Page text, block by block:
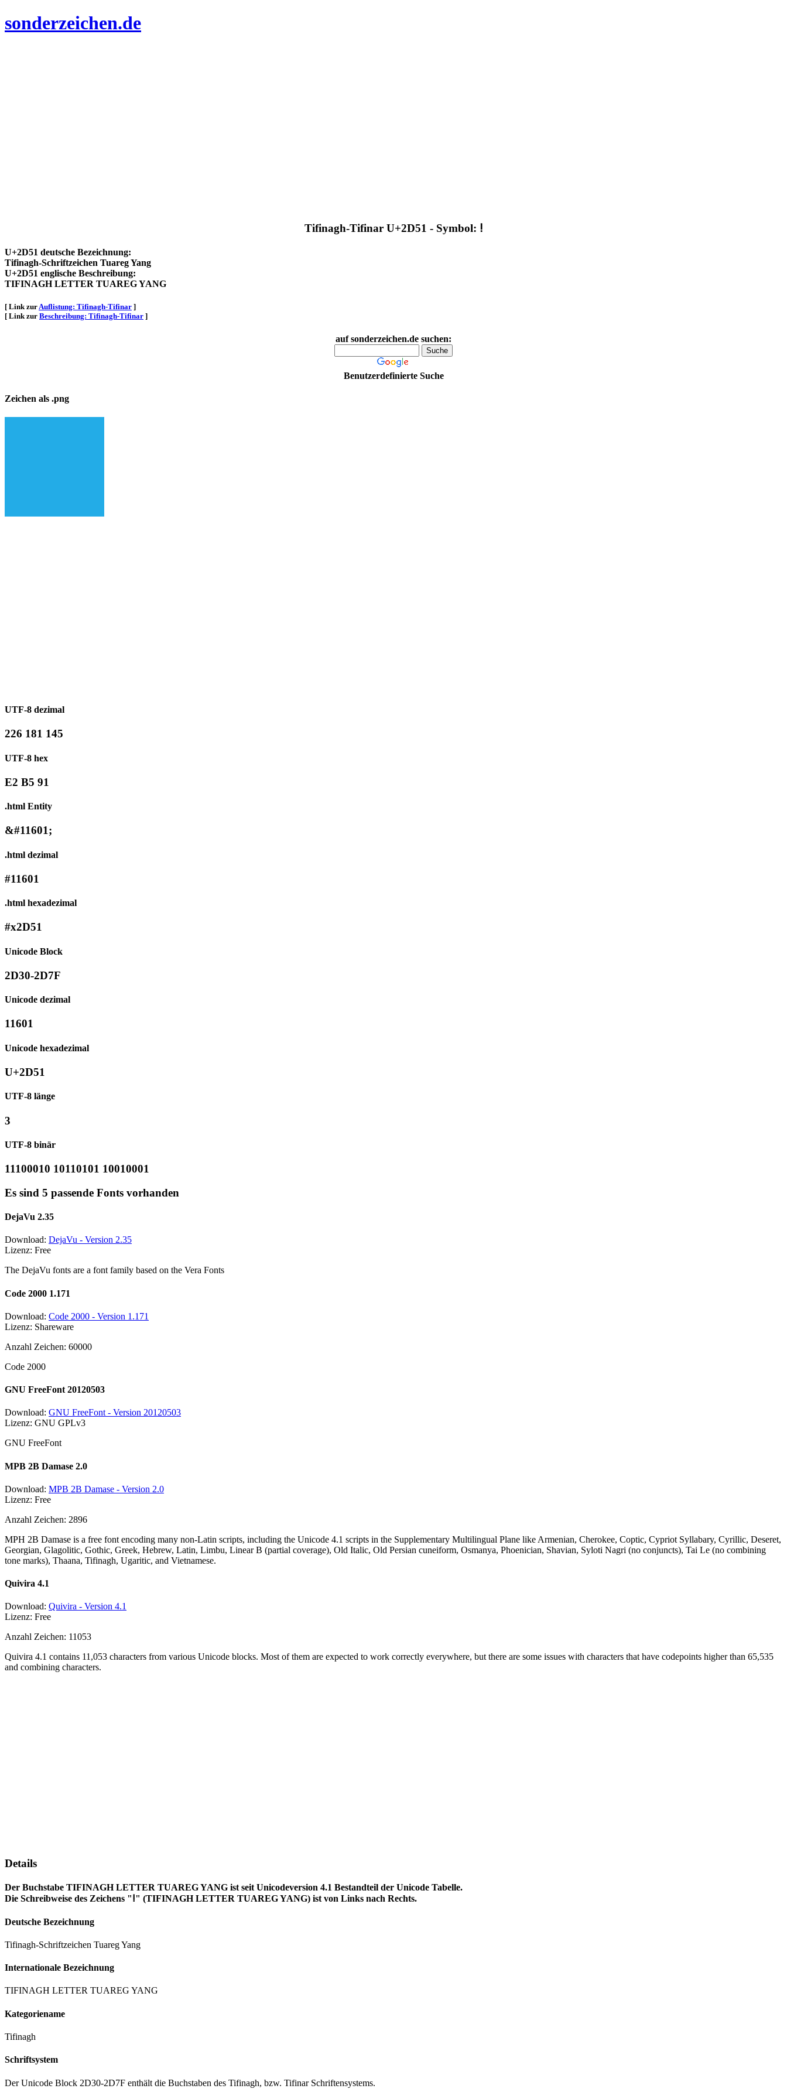
sonderzeichen.de
Tifinagh-Tifinar U+2D51 - Symbol: ⵑ
U+2D51 deutsche Bezeichnung:
Tifinagh-Schriftzeichen Tuareg Yang
U+2D51 englische Beschreibung:
TIFINAGH LETTER TUAREG YANG
[ Link zurAuflistung: Tifinagh-Tifinar ]
[ Link zur Beschreibung: Tifinagh-Tifinar ]
auf sonderzeichen.de suchen:
Benutzerdefinierte Suche
Zeichen als .png
UTF-8 dezimal
226 181 145
UTF-8 hex
E2 B5 91
.html Entity
&#11601;
.html dezimal
#11601
.html hexadezimal
#x2D51
Unicode Block
2D30-2D7F
Unicode dezimal
11601
Unicode hexadezimal
U+2D51
UTF-8 länge
3
UTF-8 binär
11100010 10110101 10010001
Es sind 5 passende Fonts vorhanden
DejaVu 2.35
Download: DejaVu - Version 2.35
Lizenz: Free
The DejaVu fonts are a font family based on the Vera Fonts
Code 2000 1.171
Download: Code 2000 - Version 1.171
Lizenz: Shareware
Anzahl Zeichen: 60000
Code 2000
GNU FreeFont 20120503
Download: GNU FreeFont - Version 20120503
Lizenz: GNU GPLv3
GNU FreeFont
MPB 2B Damase 2.0
Download: MPB 2B Damase - Version 2.0
Lizenz: Free
Anzahl Zeichen: 2896
MPH 2B Damase is a free font encoding many non-Latin scripts, including the Unicode 4.1 scripts in the Supplementary Multilingual Plane like Armenian, Cherokee, Coptic, Cypriot Syllabary, Cyrillic, Deseret,
Georgian, Glagolitic, Gothic, Greek, Hebrew, Latin, Limbu, Linear B (partial coverage), Old Italic, Old Persian cuneiform, Osmanya, Phoenician, Shavian, Syloti Nagri (no conjuncts), Tai Le (no combining
tone marks), Thaana, Tifinagh, Ugaritic, and Vietnamese.
Quivira 4.1
Download: Quivira - Version 4.1
Lizenz: Free
Anzahl Zeichen: 11053
Quivira 4.1 contains 11,053 characters from various Unicode blocks. Most of them are expected to work correctly everywhere, but there are some issues with characters that have codepoints higher than 65,535
and combining characters.
Details
Der Buchstabe TIFINAGH LETTER TUAREG YANG ist seit Unicodeversion 4.1 Bestandteil der Unicode Tabelle.
Die Schreibweise des Zeichens "ⵑ" (TIFINAGH LETTER TUAREG YANG) ist von Links nach Rechts.
Deutsche Bezeichnung
Tifinagh-Schriftzeichen Tuareg Yang
Internationale Bezeichnung
TIFINAGH LETTER TUAREG YANG
Kategoriename
Tifinagh
Schriftsystem
Der Unicode Block 2D30-2D7F enthält die Buchstaben des Tifinagh, bzw. Tifinar Schriftensystems.